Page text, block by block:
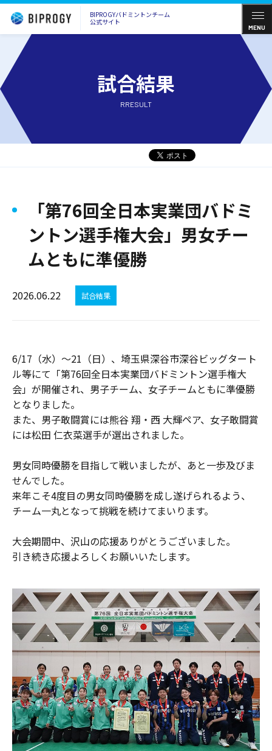
BIPROGYバドミントンチーム
公式サイト
MENU
試合結果
RRESULT
「第76回全日本実業団バドミ
ントン選手権大会」男女チー
ムともに準優勝
2026.06.22 試合結果
6/17（水）～21（日）、埼玉県深谷市深谷ビッグタート
ル等にて「第76回全日本実業団バドミントン選手権大
会」が開催され、男子チーム、女子チームともに準優勝
となりました。
また、男子敢闘賞には熊谷 翔・西 大輝ペア、女子敢闘賞
には松田 仁衣菜選手が選出されました。
男女同時優勝を目指して戦いましたが、あと一歩及びま
せんでした。
来年こそ4度目の男女同時優勝を成し遂げられるよう、
チーム一丸となって挑戦を続けてまいります。
大会期間中、沢山の応援ありがとうございました。
引き続き応援よろしくお願いいたします。